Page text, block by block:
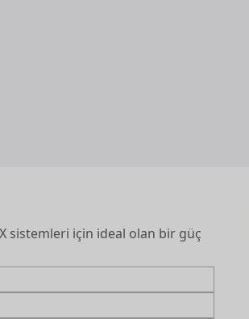
sistemleri için ideal olan bir güç